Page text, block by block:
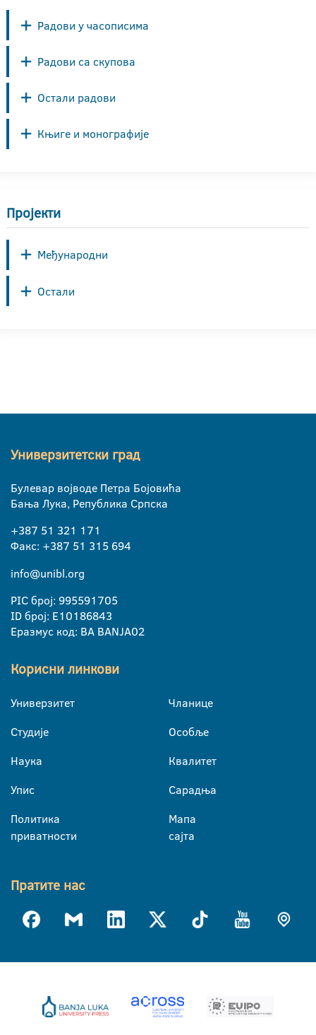
Радови у часописима
Радови са скупова
Остали радови
Књиге и монографије
Пројекти
Међународни
Остали
Универзитетски град
Булевар војводе Петра Бојовића
Бања Лука, Република Српска
+387 51 321 171
Факс: +387 51 315 694
info@unibl.org
PIC број: 995591705
ID број: E10186843
Еразмус код: BA BANJA02
Корисни линкови
Универзитет
Студије
Наука
Упис
Политика
приватности
Чланице
Особље
Квалитет
Сарадња
Мапа
сајта
Пратите нас